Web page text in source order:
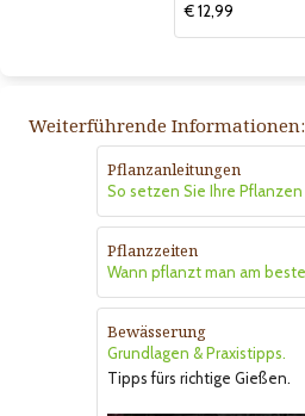
€ 12,99
Weiterführende Informationen:
Pflanzanleitungen
So setzen Sie Ihre
Pflanzzeiten
Wann pflanzt man am
Bewässerung
Grundlagen & Praxistipps.
Tipps fürs richtige Gießen.